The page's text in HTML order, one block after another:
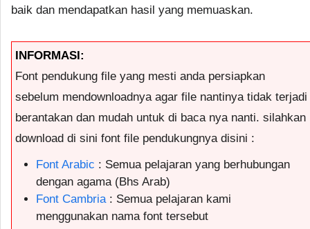
baik dan mendapatkan hasil yang memuaskan.
INFORMASI:
Font pendukung file yang mesti anda persiapkan
sebelum mendownloadnya agar file nantinya tidak terjadi
berantakan dan mudah untuk di baca nya nanti. silahkan
download di sini font file pendukungnya disini :
Font Arabic : Semua pelajaran yang berhubungan
dengan agama (Bhs Arab)
Font Cambria : Semua pelajaran kami
menggunakan nama font tersebut